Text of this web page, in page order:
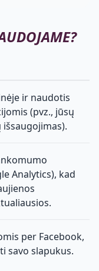
ir naudotis
(pvz., jūsų
Analytics), kad
per Facebook,
savo slapukus.